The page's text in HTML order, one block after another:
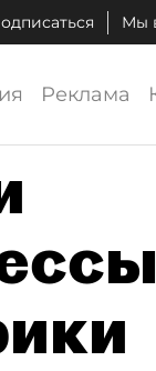
Мы
Реклама